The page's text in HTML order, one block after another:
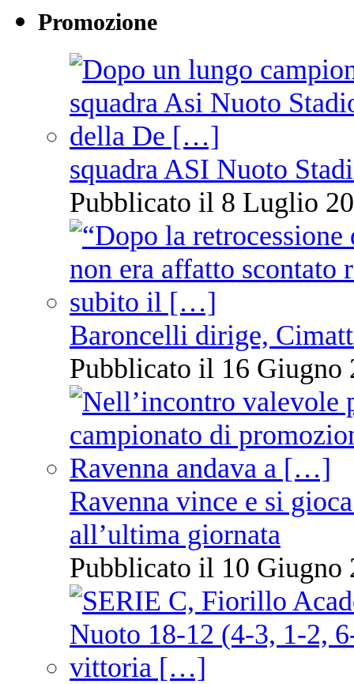
Promozione
squadra ASI Nuoto
Pubblicato il 8 Luglio
Baroncelli dirige,
Pubblicato il 16 Giugno
Ravenna vince e si
all’ultima giornata
Pubblicato il 10 Giugno